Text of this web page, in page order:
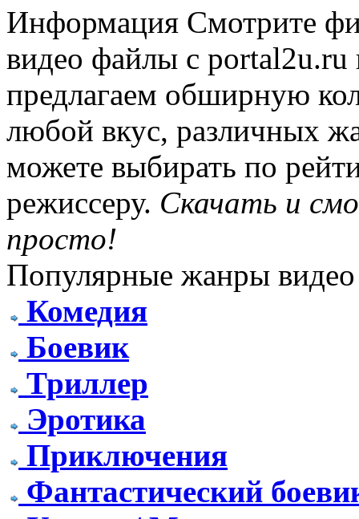
Информация Смотрите
видео файлы с
предлагаем обширную
любой вкус, различных
можете выбирать по
режиссеру. Скачать и
просто!
Популярные жанры видео
Комедия
Боевик
Триллер
Эротика
Приключения
Фантастический